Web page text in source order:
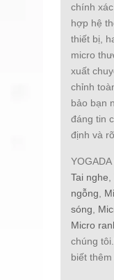
chính
hợp hệ
thiết bị,
micro
xuất
chỉnh
bảo bạn
đáng tin
định và
Tai nghe,
ngỗng,
sóng,
Micro
chúng tôi.
biết